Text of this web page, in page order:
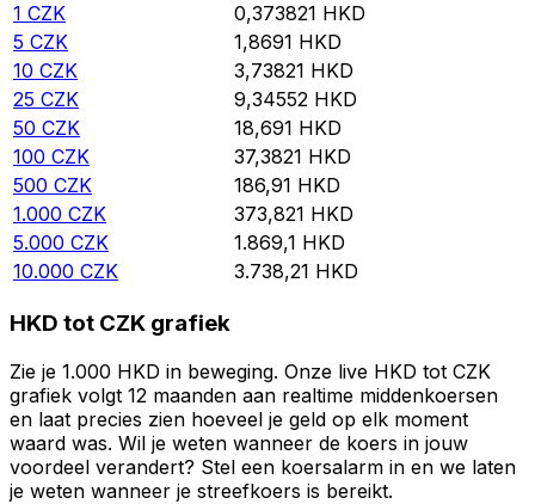
1 CZK 0,373821 HKD
5 CZK 1,8691 HKD
10 CZK 3,73821 HKD
25 CZK 9,34552 HKD
50 CZK 18,691 HKD
100 CZK 37,3821 HKD
500 CZK 186,91 HKD
1.000 CZK 373,821 HKD
5.000 CZK 1.869,1 HKD
10.000 CZK 3.738,21 HKD
HKD tot CZK grafiek
Zie je 1.000 HKD in beweging. Onze live HKD tot CZK
grafiek volgt 12 maanden aan realtime middenkoersen
en laat precies zien hoeveel je geld op elk moment
waard was. Wil je weten wanneer de koers in jouw
voordeel verandert? Stel een koersalarm in en we laten
je weten wanneer je streefkoers is bereikt.